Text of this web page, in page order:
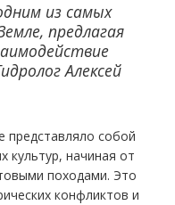
из самых
предлагая
Алексей
представляло собой
культур, начиная от
походами. Это
конфликтов и